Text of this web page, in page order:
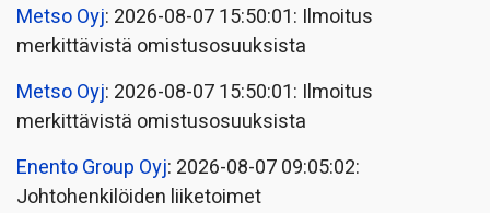
Metso Oyj: 2026-08-07 15:50:01: Ilmoitus
merkittävistä omistusosuuksista
Metso Oyj: 2026-08-07 15:50:01: Ilmoitus
merkittävistä omistusosuuksista
Enento Group Oyj: 2026-08-07 09:05:02:
Johtohenkilöiden liiketoimet